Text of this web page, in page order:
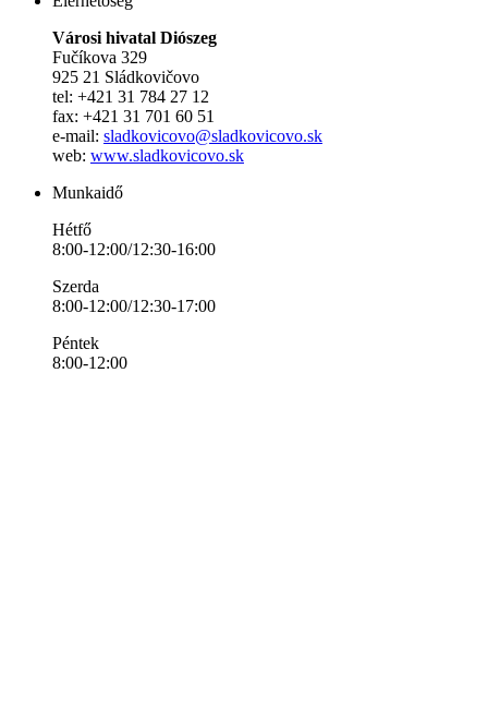
Városi hivatal Diószeg
Fučíkova 329
925 21 Sládkovičovo
tel: +421 31 784 27 12
fax: +421 31 701 60 51
e-mail: sladkovicovo@sladkovicovo.sk
web: www.sladkovicovo.sk
Munkaidő
Hétfő
8:00-12:00/12:30-16:00
Szerda
8:00-12:00/12:30-17:00
Péntek
8:00-12:00